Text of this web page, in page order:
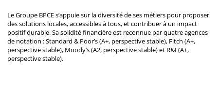
Le Groupe BPCE s’appuie sur la diversité de ses métiers pour proposer
des solutions locales, accessibles à tous, et contribuer à un impact
positif durable. Sa solidité financière est reconnue par quatre agences
de notation : Standard & Poor’s (A+, perspective stable), Fitch (A+,
perspective stable), Moody’s (A2, perspective stable) et R&I (A+,
perspective stable).